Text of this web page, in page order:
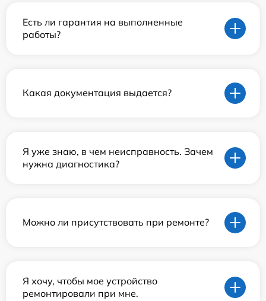
Есть ли гарантия на выполненные
работы?
Какая документация выдается?
Я уже знаю, в чем неисправность. Зачем
нужна диагностика?
Можно ли присутствовать при ремонте?
Я хочу, чтобы мое устройство
ремонтировали при мне.